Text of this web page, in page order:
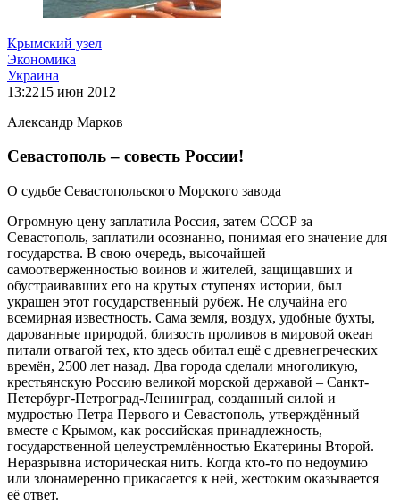
Крымский узел
Экономика
Украина
13:2215 июн 2012
Александр Марков
Севастополь – совесть России!
О судьбе Севастопольского Морского завода
Огромную цену заплатила Россия, затем СССР за
Севастополь, заплатили осознанно, понимая его значение для
государства. В свою очередь, высочайшей
самоотверженностью воинов и жителей, защищавших и
обустраивавших его на крутых ступенях истории, был
украшен этот государственный рубеж. Не случайна его
всемирная известность. Сама земля, воздух, удобные бухты,
дарованные природой, близость проливов в мировой океан
питали отвагой тех, кто здесь обитал ещё с древнегреческих
времён, 2500 лет назад. Два города сделали многоликую,
крестьянскую Россию великой морской державой – Санкт-
Петербург-Петроград-Ленинград, созданный силой и
мудростью Петра Первого и Севастополь, утверждённый
вместе с Крымом, как российская принадлежность,
государственной целеустремлённостью Екатерины Второй.
Неразрывна историческая нить. Когда кто-то по недоумию
или злонамеренно прикасается к ней, жестоким оказывается
её ответ.